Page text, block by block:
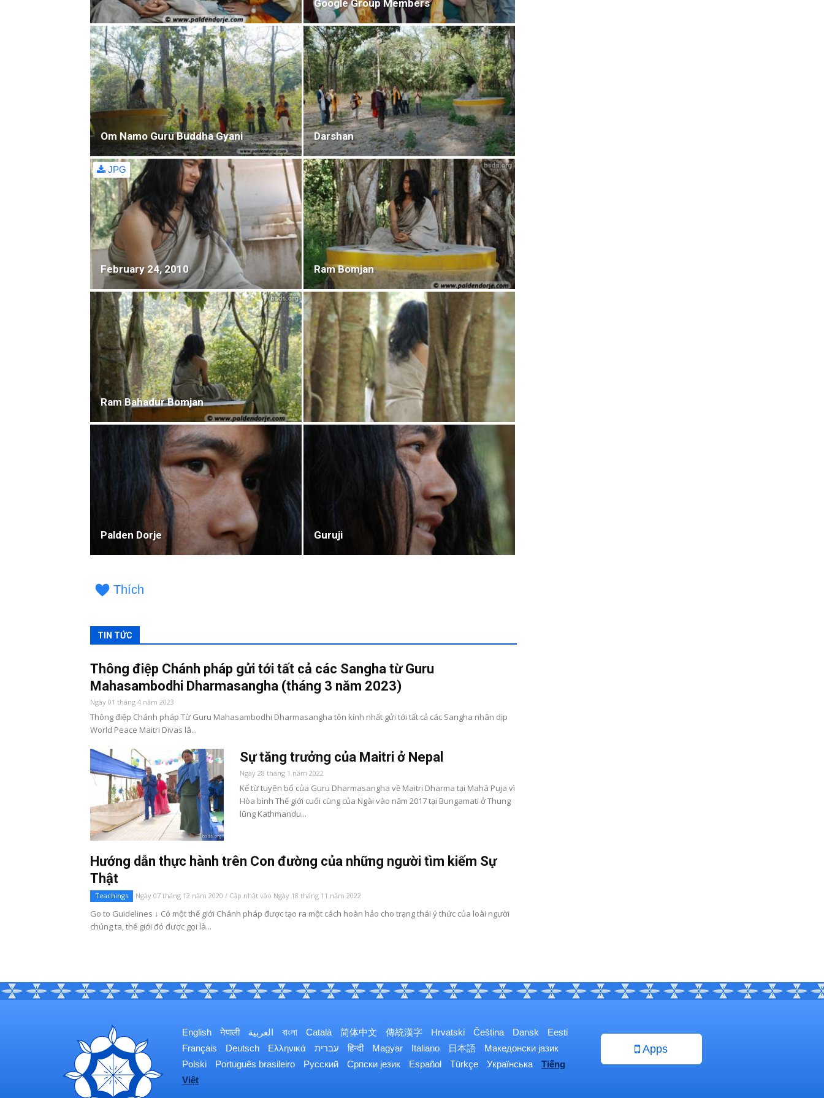
Google Group Members
Om Namo Guru Buddha Gyani Darshan
JPG
February 24, 2010 Ram Bomjan
Ram Bahadur Bomjan
Palden Dorje Guruji
Thích
TIN TỨC
Thông điệp Chánh pháp gửi tới tất cả các Sangha từ Guru
Mahasambodhi Dharmasangha (tháng 3 năm 2023)
Ngày 01 tháng 4 năm 2023
Thông điệp Chánh pháp Từ Guru Mahasambodhi Dharmasangha tôn kính nhất gửi tới tất cả các Sangha nhân dịp
World Peace Maitri Divas lâ...
Sự tăng trưởng của Maitri ở Nepal
Ngày 28 tháng 1 năm 2022
Kể từ tuyên bố của Guru Dharmasangha về Maitri Dharma tại Mahā Puja vì
Hòa bình Thế giới cuối cùng của Ngài vào năm 2017 tại Bungamati ở Thung
lũng Kathmandu...
Hướng dẫn thực hành trên Con đường của những người tìm kiếm Sự
Thật
Teachings Ngày 07 tháng 12 năm 2020 / Cập nhật vào Ngày 18 tháng 11 năm 2022
Go to Guidelines ↓ Có một thế giới Chánh pháp được tạo ra một cách hoàn hảo cho trạng thái ý thức của loài người
chúng ta, thế giới đó được gọi là...
English नेपाली العربية বাংলা Català 简体中文 傳統漢字 Hrvatski Čeština Dansk
Eesti
Français
Deutsch Ελληνικά עברית हिन्दी Magyar Italiano 日本語
Македонски јазик
Polski
Português brasileiro Русский Српски језик Español Türkçe Українська
Tiếng
Việt
Apps